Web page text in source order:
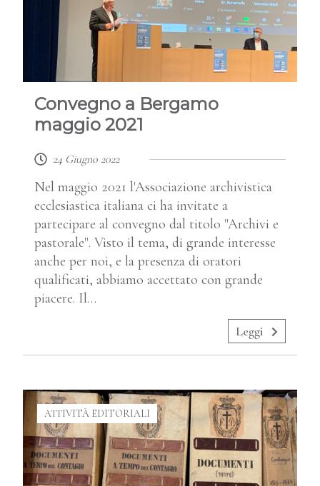
Convegno a Bergamo
maggio 2021
24 Giugno 2022
Nel maggio 2021 l'Associazione archivistica
ecclesiastica italiana ci ha invitate a
partecipare al convegno dal titolo "Archivi e
pastorale". Visto il tema, di grande interesse
anche per noi, e la presenza di oratori
qualificati, abbiamo accettato con grande
piacere. Il…
Leggi
ATTIVITÀ EDITORIALI